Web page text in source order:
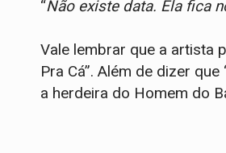
“Não existe data. Ela fica
Vale lembrar que a artista
Pra Cá”. Além de dizer
a herdeira do Homem do